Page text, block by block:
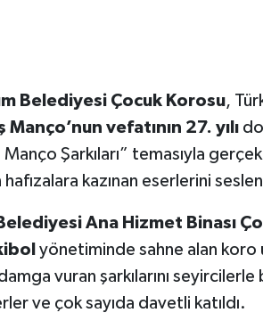
Belediyesi Çocuk Korosu,
Manço’nun vefatının 27. yılı
Manço Şarkıları” temasıyla
hafızalara kazınan eserlerini
Belediyesi Ana Hizmet Binası
yönetiminde sahne alan koro
vuran şarkılarını
ve çok sayıda davetli katıldı.